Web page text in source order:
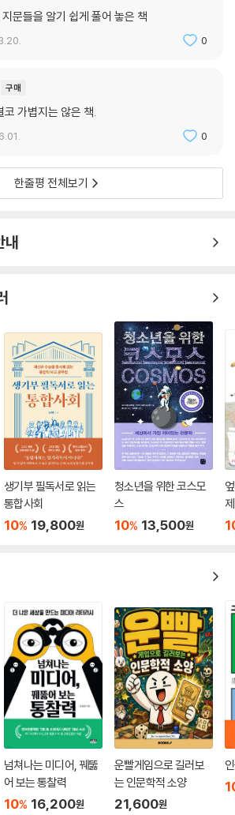
문들을 알기 쉽게 풀어 놓은 책
0
구매
가볍지는 않은 책.
0
한줄평 전체보기
내
생기부 필독서로 읽는
통합사회
10% 19,800원
청소년을 위한 코스모
스
10% 13,500원
넘쳐나는 미디어, 꿰뚫
어 보는 통찰력
10% 16,200원
운빨게임으로 길러보
는 인문학적 소양
21,600원